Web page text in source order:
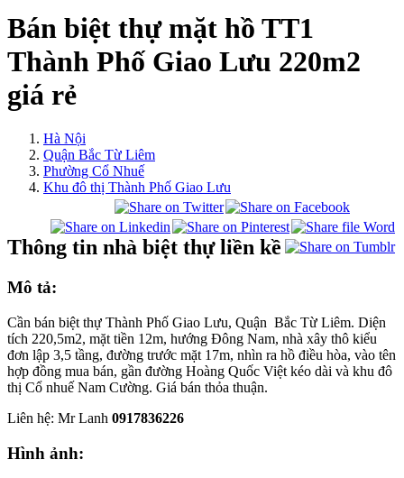
Bán biệt thự mặt hồ TT1
Thành Phố Giao Lưu 220m2
giá rẻ
Hà Nội
Quận Bắc Từ Liêm
Phường Cổ Nhuế
Khu đô thị Thành Phố Giao Lưu
Thông tin nhà biệt thự liền kề
Mô tả:
Cần bán biệt thự Thành Phố Giao Lưu, Quận Bắc Từ Liêm. Diện
tích 220,5m2, mặt tiền 12m, hướng Đông Nam, nhà xây thô kiểu
đơn lập 3,5 tầng, đường trước mặt 17m, nhìn ra hồ điều hòa, vào tên
hợp đồng mua bán, gần đường Hoàng Quốc Việt kéo dài và khu đô
thị Cổ nhuế Nam Cường. Giá bán thỏa thuận.
Liên hệ: Mr Lanh 0917836226
Hình ảnh: